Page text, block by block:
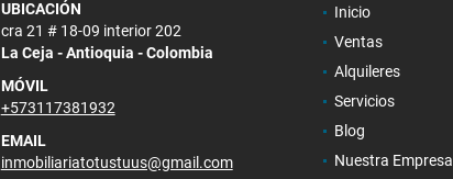
UBICACIÓN
cra 21 # 18-09 interior 202
La Ceja - Antioquia - Colombia
MÓVIL
+573117381932
EMAIL
inmobiliariatotustuus@gmail.com
Inicio
Ventas
Alquileres
Servicios
Blog
Nuestra Empresa